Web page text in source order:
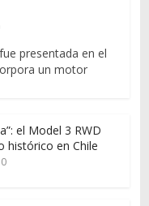
presentada en el
un motor
el Model 3 RWD
histórico en Chile
0